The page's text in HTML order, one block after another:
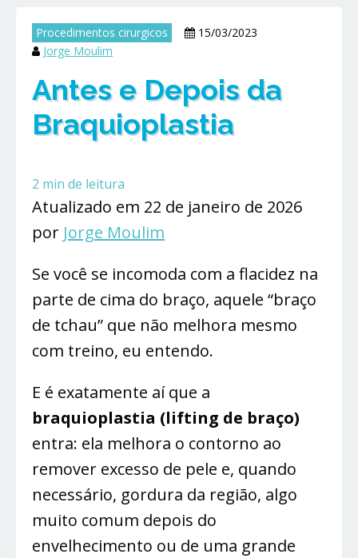
Procedimentos cirurgicos
15/03/2023
Jorge Moulim
Antes e Depois da
Braquioplastia
2 min de leitura
Atualizado em 22 de janeiro de 2026
por Jorge Moulim
Se você se incomoda com a flacidez na
parte de cima do braço, aquele “braço
de tchau” que não melhora mesmo
com treino, eu entendo.
E é exatamente aí que a
braquioplastia (lifting de braço)
entra: ela melhora o contorno ao
remover excesso de pele e, quando
necessário, gordura da região, algo
muito comum depois do
envelhecimento ou de uma grande